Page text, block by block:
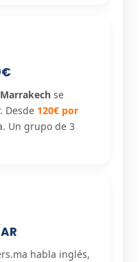
se
Desde 120€ por
Un grupo de 3
habla inglés,